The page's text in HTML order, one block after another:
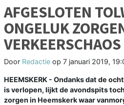
AFGESLOTEN
ONGELUK
VERKEERSCHAOS
Door Redactie op 7 januari 2019,
HEEMSKERK - Ondanks dat de
is verlopen, lijkt de avondspits
zorgen in Heemskerk waar